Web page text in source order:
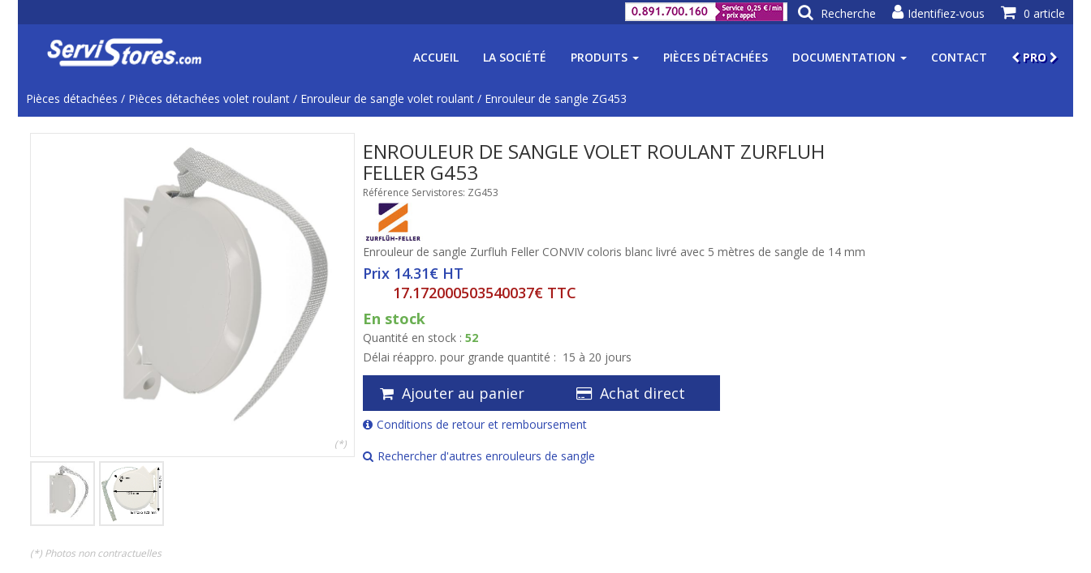
ACCUEIL LA SOCIÉTÉ PRODUITS PIÈCES DÉTACHÉES DOCUMENTATION CONTACT PRO
Pièces détachées / Pièces détachées volet roulant / Enrouleur de sangle volet roulant / Enrouleur de sangle ZG453
(*)
(*) Photos non contractuelles
ENROULEUR DE SANGLE VOLET ROULANT ZURFLUH
FELLER G453
Référence Servistores: ZG453
Enrouleur de sangle Zurfluh Feller CONVIV coloris blanc livré avec 5 mètres de sangle de 14 mm
Prix 14.31€ HT
17.172000503540037€ TTC
En stock
Quantité en stock : 52
Délai réappro. pour grande quantité : 15 à 20 jours
Ajouter au panier Achat direct
Conditions de retour et remboursement
Rechercher d'autres enrouleurs de sangle
0 article
Identifiez-vous
Recherche